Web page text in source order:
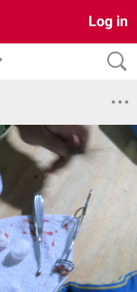
Log in